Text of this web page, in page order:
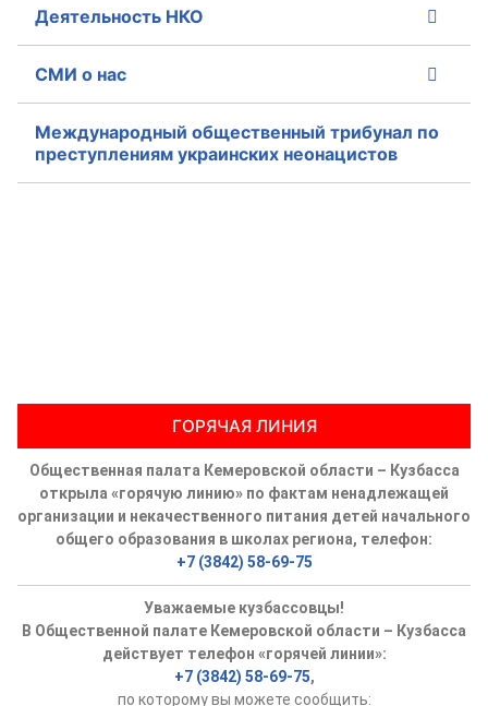
Деятельность НКО
СМИ о нас
Международный общественный трибунал по
преступлениям украинских неонацистов
ГОРЯЧАЯ ЛИНИЯ
Общественная палата Кемеровской области – Кузбасса
открыла «горячую линию» по фактам ненадлежащей
организации и некачественного питания детей начального
общего образования в школах региона, телефон:
+7 (3842) 58-69-75
Уважаемые кузбассовцы!
В Общественной палате Кемеровской области – Кузбасса
действует телефон «горячей линии»:
+7 (3842) 58-69-75,
по которому вы можете сообщить: